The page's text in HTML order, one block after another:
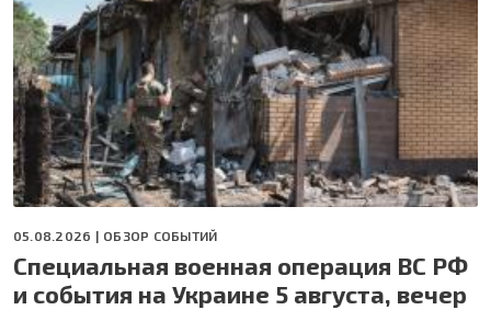
05.08.2026 | ОБЗОР СОБЫТИЙ
Специальная военная операция ВС РФ
и события на Украине 5 августа, вечер